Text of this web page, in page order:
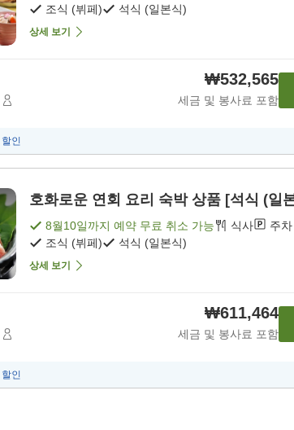
조식 (뷔페)
석식 (일본식)
상세 보기
₩532,565
세금 및 봉사료 포함
할인
호화로운 연회 요리 숙박 상품 [석식 (일
8월10일까지 예약 무료 취소 가능 식사 주
조식 (뷔페)
석식 (일본식)
상세 보기
₩611,464
세금 및 봉사료 포함
할인